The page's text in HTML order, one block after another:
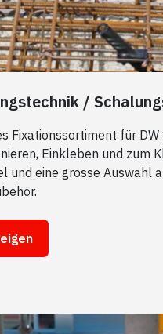
/
Fixationssortiment für
Einkleben und zum
und eine grosse Auswahl